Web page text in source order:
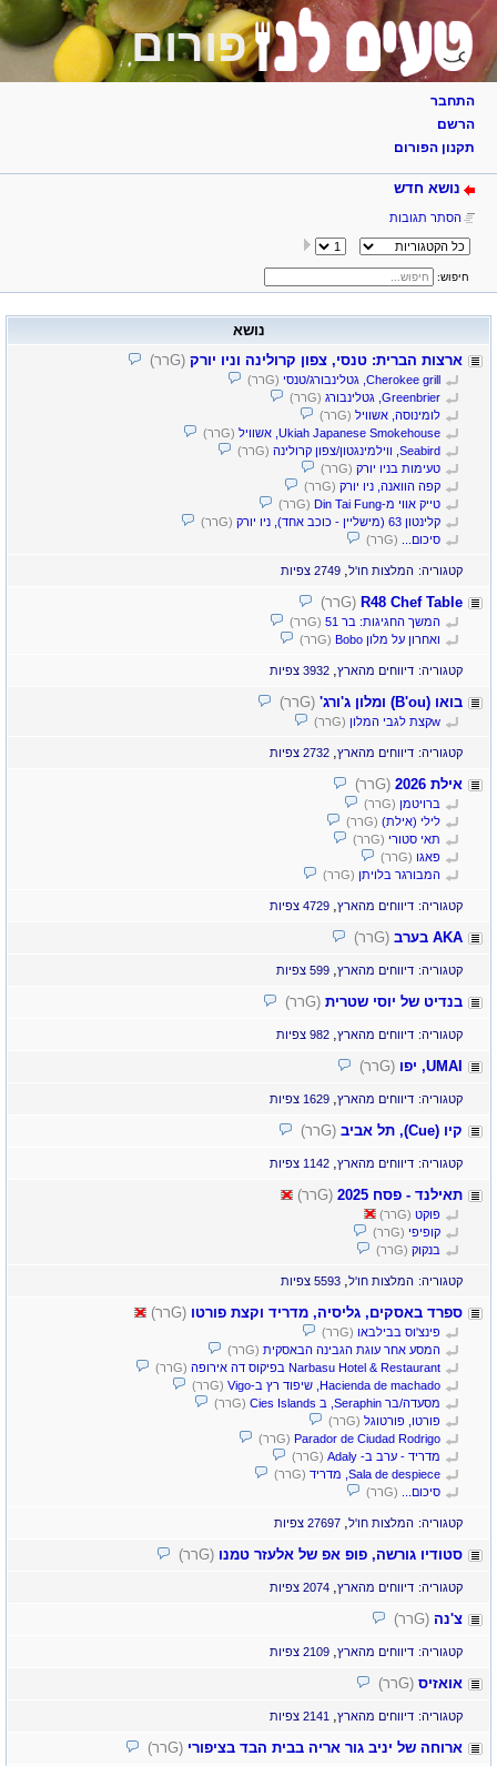
פורום
התחבר
הרשם
תקנון הפורום
נושא חדש
הסתר תגובות
חיפוש:
נושא
ארצות הברית: טנסי, צפון קרולינה וניו יורק (Gרר)
Cherokee grill, גטלינבורג/טנסי
(Gרר)
Greenbrier, גטלינבורג
(Gרר)
לומינוסה, אשוויל (Gרר)
Ukiah Japanese Smokehouse, אשוויל
(Gרר)
Seabird, ווילמינגטון/צפון קרולינה
(Gרר)
טעימות בניו יורק (Gרר)
קפה הוואנה, ניו יורק (Gרר)
טייק אווי מ-Din Tai Fung
(Gרר)
קלינטון 63 (מישליין - כוכב אחד), ניו יורק
(Gרר)
סיכום...
(Gרר)
קטגוריה: המלצות חו'ל,
R48 Chef Table (Gרר)
המשך החגיגות: בר 51
(Gרר)
ואחרון על מלון Bobo
(Gרר)
קטגוריה: דיווחים מהארץ,
בואו (B'ou) ומלון ג'ורג' (Gרר)
wקצת לגבי המלון (Gרר)
קטגוריה: דיווחים מהארץ,
אילת 2026 (Gרר)
ברויטמן (Gרר)
לילי (אילת) (Gרר)
תאי סטורי (Gרר)
פאגו (Gרר)
המבורגר בלויתן (Gרר)
קטגוריה: דיווחים מהארץ,
AKA בערב (Gרר)
קטגוריה: דיווחים מהארץ,
בנדיט של יוסי שטרית (Gרר)
קטגוריה: דיווחים מהארץ,
UMAI, יפו (Gרר)
קטגוריה: דיווחים מהארץ,
קיו (Cue), תל אביב (Gרר)
קטגוריה: דיווחים מהארץ,
תאילנד - פסח 2025 (Gרר)
פוקט (Gרר)
קופיפי (Gרר)
בנקוק (Gרר)
קטגוריה: המלצות חו'ל,
ספרד באסקים, גליסיה, מדריד וקצת פורטו (Gרר)
פינצ'וס בבילבאו (Gרר)
המסע אחר עוגת הגבינה הבאסקית (Gרר)
Narbasu Hotel & Restaurant בפיקוס דה אירופה
(Gרר)
Hacienda de machado, שיפוד רץ ב-Vigo
(Gרר)
מסעדה/בר Seraphin, ב Cies Islands
(Gרר)
פורטו, פורטוגל (Gרר)
Parador de Ciudad Rodrigo (Gרר)
מדריד - ערב ב- Adaly
(Gרר)
Sala de despiece, מדריד
(Gרר)
סיכום...
(Gרר)
קטגוריה: המלצות חו'ל,
סטודיו גורשה, פופ אפ של אלעזר טמנו (Gרר)
קטגוריה: דיווחים מהארץ,
צ'נה (Gרר)
קטגוריה: דיווחים מהארץ,
אואזיס (Gרר)
קטגוריה: דיווחים מהארץ,
ארוחה של יניב גור אריה בבית הבד בציפורי (Gרר)